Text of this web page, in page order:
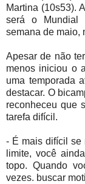
Martina (10s53).
será o Mundial
semana de maio,
Apesar de não
menos iniciou o
uma temporada
destacar. O
reconheceu que
tarefa difícil.
- É mais difícil se
limite, você
topo. Quando
vezes. buscar